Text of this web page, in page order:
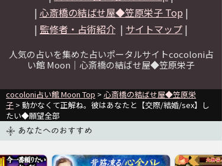
| 心斎橋の結ばせ屋◆笠原栄子Top |
| 監修者・占術紹介 | サイトマップ |
人気の占いを集めた占いポータルサイトcocoloni占
い館 Moon｜ 心斎橋の結ばせ屋◆笠原栄子
cocoloni占い館 Moon Top > 心斎橋の結ばせ屋◆笠原栄
子 > 動かなくて正解ね。彼はあなたと【交際/結婚/sex】し
たい◆願望全部
あなたへのおすすめ